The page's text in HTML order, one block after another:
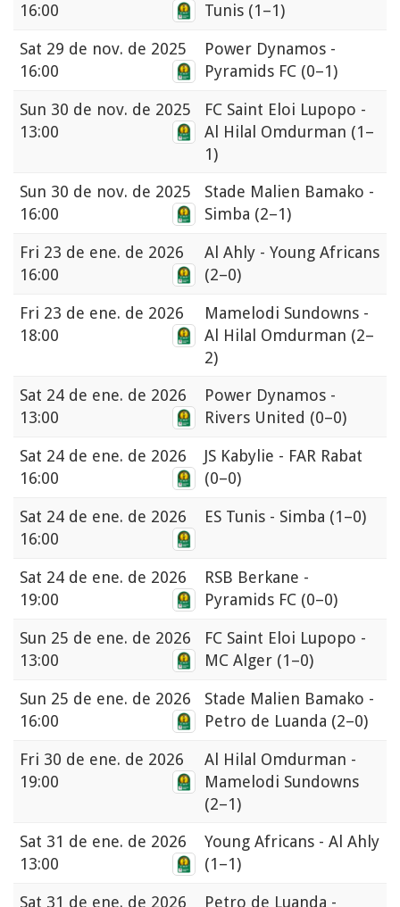
16:00
Tunis (1–1)
Sat 29 de nov. de 2025
16:00
Power Dynamos -
Pyramids FC (0–1)
Sun 30 de nov. de 2025
13:00
FC Saint Eloi Lupopo -
Al Hilal Omdurman (1–
1)
Sun 30 de nov. de 2025
16:00
Stade Malien Bamako -
Simba (2–1)
Fri 23 de ene. de 2026
16:00
Al Ahly - Young Africans
(2–0)
Fri 23 de ene. de 2026
18:00
Mamelodi Sundowns -
Al Hilal Omdurman (2–
2)
Sat 24 de ene. de 2026
13:00
Power Dynamos -
Rivers United (0–0)
Sat 24 de ene. de 2026
16:00
JS Kabylie - FAR Rabat
(0–0)
Sat 24 de ene. de 2026
16:00
ES Tunis - Simba (1–0)
Sat 24 de ene. de 2026
19:00
RSB Berkane -
Pyramids FC (0–0)
Sun 25 de ene. de 2026
13:00
FC Saint Eloi Lupopo -
MC Alger (1–0)
Sun 25 de ene. de 2026
16:00
Stade Malien Bamako -
Petro de Luanda (2–0)
Fri 30 de ene. de 2026
19:00
Al Hilal Omdurman -
Mamelodi Sundowns
(2–1)
Sat 31 de ene. de 2026
13:00
Young Africans - Al Ahly
(1–1)
Sat 31 de ene. de 2026 Petro de Luanda -